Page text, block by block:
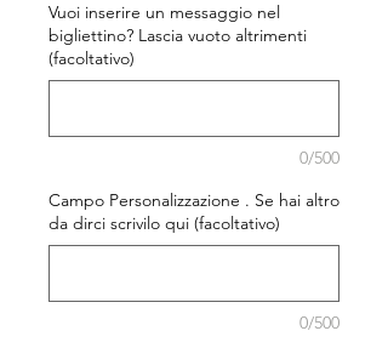
Vuoi inserire un messaggio nel
bigliettino? Lascia vuoto altrimenti
(facoltativo)
0/500
Campo Personalizzazione . Se hai altro
da dirci scrivilo qui (facoltativo)
0/500